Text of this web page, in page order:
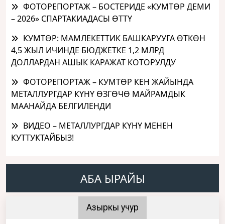
ФОТОРЕПОРТАЖ – БОСТЕРИДЕ «КУМТӨР ДЕМИ
– 2026» СПАРТАКИАДАСЫ ӨТТҮ
КУМТӨР: МАМЛЕКЕТТИК БАШКАРУУГА ӨТКӨН
4,5 ЖЫЛ ИЧИНДЕ БЮДЖЕТКЕ 1,2 МЛРД
ДОЛЛАРДАН АШЫК КАРАЖАТ КОТОРУЛДУ
ФОТОРЕПОРТАЖ – КУМТӨР КЕН ЖАЙЫНДА
МЕТАЛЛУРГДАР КҮНҮ ӨЗГӨЧӨ МАЙРАМДЫК
МААНАЙДА БЕЛГИЛЕНДИ
ВИДЕО – МЕТАЛЛУРГДАР КҮНҮ МЕНЕН
КУТТУКТАЙБЫЗ!
АБА ЫРАЙЫ
Азыркы учур